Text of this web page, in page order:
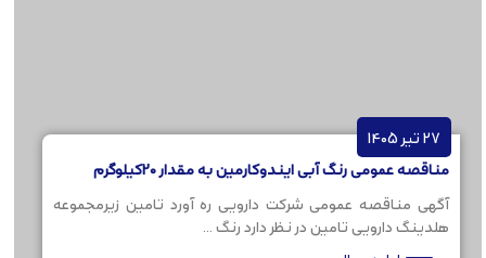
27 تیر 1405
مناقصه عمومی رنگ آبی ایندوکارمین به مقدار 20کیلوگرم
آگهی مناقصه عمومی شرکت دارویی ره آورد تامین زیرمجموعه
هلدینگ دارویی تامین در نظر دارد رنگ ...